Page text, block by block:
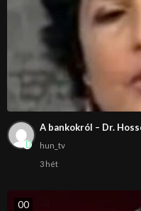
A bankokról – Dr.
hun_tv
3 hét
00